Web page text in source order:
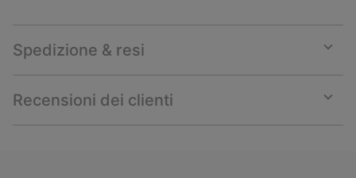
Spedizione & resi
or
Recensioni dei clienti
or